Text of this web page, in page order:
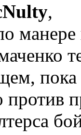
,
манере
пока
против